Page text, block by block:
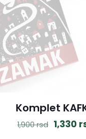
Komplet
1,900rsd 1,330